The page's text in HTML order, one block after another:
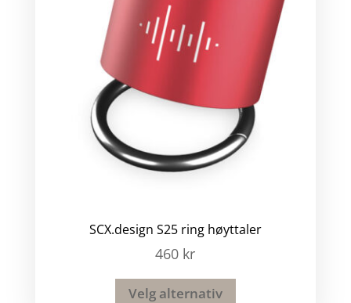
SCX.design S25 ring høyttaler
460 kr
Velg alternativ